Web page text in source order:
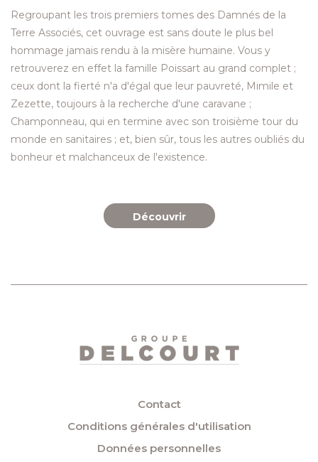
Regroupant les trois premiers tomes des Damnés de la
Terre Associés, cet ouvrage est sans doute le plus bel
hommage jamais rendu à la misère humaine. Vous y
retrouverez en effet la famille Poissart au grand complet ;
ceux dont la fierté n'a d'égal que leur pauvreté, Mimile et
Zezette, toujours à la recherche d'une caravane ;
Champonneau, qui en termine avec son troisième tour du
monde en sanitaires ; et, bien sûr, tous les autres oubliés du
bonheur et malchanceux de l'existence.
Découvrir
Contact
Conditions générales d'utilisation
Données personnelles